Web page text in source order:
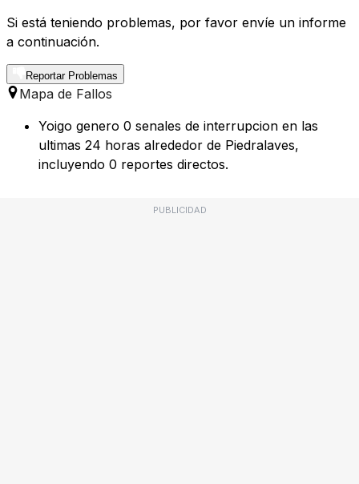
Si está teniendo problemas, por favor envíe un informe
a continuación.
Reportar Problemas
Mapa de Fallos
Yoigo genero 0 senales de interrupcion en las
ultimas 24 horas alrededor de Piedralaves,
incluyendo 0 reportes directos.
PUBLICIDAD